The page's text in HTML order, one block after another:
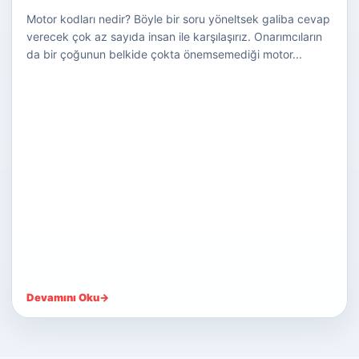
Motor kodları nedir? Böyle bir soru yöneltsek galiba cevap
verecek çok az sayıda insan ile karşılaşırız. Onarımcıların
da bir çoğunun belkide çokta önemsemediği motor...
Devamını Oku→